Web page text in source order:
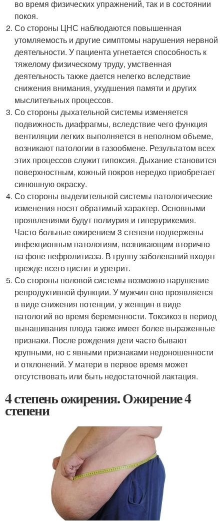
во время физических упражнений, так и в состоянии
покоя.
Со стороны ЦНС наблюдаются повышенная
утомляемость и другие симптомы нарушения нервной
деятельности. У пациента угнетается способность к
тяжелому физическому труду, умственная
деятельность также дается нелегко вследствие
снижения внимания, ухудшения памяти и других
мыслительных процессов.
Со стороны дыхательной системы изменяется
подвижность диафрагмы, вследствие чего функция
вентиляции легких выполняется в неполном объеме,
возникают патологии в газообмене. Результатом всех
этих процессов служит гипоксия. Дыхание становится
поверхностным, кожный покров нередко приобретает
синюшную окраску.
Со стороны выделительной системы патологические
изменения носят обратимый характер. Основными
проявлениями будут полиурия и гиперурикемия.
Часто больные ожирением 3 степени подвержены
инфекционным патологиям, возникающим вторично
на фоне нефролитиаза. В группу заболеваний входят
прежде всего цистит и уретрит.
Со стороны половой системы возможно нарушение
репродуктивной функции. У мужчин оно проявляется
в виде снижения потенции, у женщин в виде
патологий во время беременности. Токсикоз в период
вынашивания плода также имеет более выраженные
признаки. После рождения дети часто бывают
крупными, но с явными признаками недоношенности
и отклонений. У матери в первое время может
отсутствовать или быть недостаточной лактация.
4 степень ожирения. Ожирение 4
степени